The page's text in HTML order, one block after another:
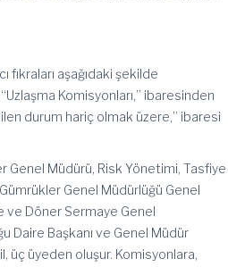
fıkraları aşağıdaki şekilde
Komisyonları,” ibaresinden
durum hariç olmak üzere,” ibaresi
Genel Müdürü, Risk Yönetimi, Tasfiye
Genel Müdürlüğü Genel
ve Döner Sermaye Genel
Daire Başkanı ve Genel Müdür
üç üyeden oluşur. Komisyonlara,